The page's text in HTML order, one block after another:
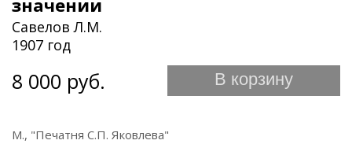
значении
Савелов Л.М.
1907 год
8 000 руб. В корзину
М., "Печатня С.П. Яковлева"